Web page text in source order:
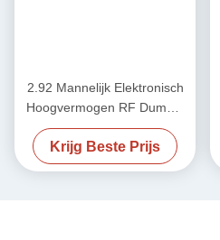
2.92 Mannelijk Elektronisch
Hoogvermogen RF Dummy
Load 50 ohm DC-40GHz
20W
Krijg Beste Prijs